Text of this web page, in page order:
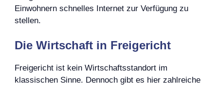
Einwohnern schnelles Internet zur Verfügung zu
stellen.
Die Wirtschaft in Freigericht
Freigericht ist kein Wirtschaftsstandort im
klassischen Sinne. Dennoch gibt es hier zahlreiche